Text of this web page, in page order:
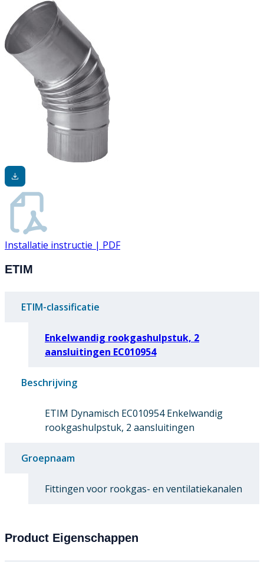
Installatie instructie | PDF
ETIM
ETIM-classificatie
Enkelwandig rookgashulpstuk, 2
aansluitingen EC010954
Beschrijving
ETIM Dynamisch EC010954 Enkelwandig
rookgashulpstuk, 2 aansluitingen
Groepnaam
Fittingen voor rookgas- en ventilatiekanalen
Product Eigenschappen